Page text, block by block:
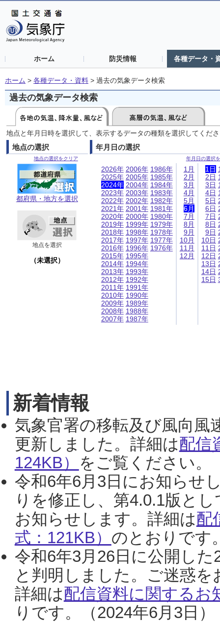
ホーム 防災情報 各種データ・
ホーム > 各種データ・資料 > 過去の気象データ検索
過去の気象データ検索
地点と年月日時を選択して、表示するデータの種類を選択してくだ
地点の選択
地点の選択をクリア
都府県・地方を選択
地点を選択
（未選択）
年月日の選択
年月日の選択
2026年
2025年
2024年
2023年
2022年
2021年
2020年
2019年
2018年
2017年
2016年
2015年
2014年
2013年
2012年
2011年
2010年
2009年
2008年
2007年
2006年
2005年
2004年
2003年
2002年
2001年
2000年
1999年
1998年
1997年
1996年
1995年
1994年
1993年
1992年
1991年
1990年
1989年
1988年
1987年
1986年
1985年
1984年
1983年
1982年
1981年
1980年
1979年
1978年
1977年
1976年
1月
2月
3月
4月
5月
6月
7月
8月
9月
10月
11月
12月
1日
2日
3日
4日
5日
6日
7日
8日
9日
10日
11日
12日
13日
14日
15日
新着情報
気象官署の移転及び風向風
更新しました。詳細は配信
124KB） をご覧ください。
令和6年6月3日にお知らせ
りを修正し、第4.0.1版と
お知らせします。詳細は配
式：121KB） のとおりです
令和6年3月26日に公開し
と判明しました。ご迷惑
詳細は配信資料に関するお
りです。（2024年6月3日）